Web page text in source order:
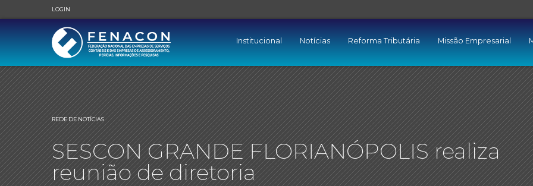
LOGIN
Institucional Notícias Reforma Tributária Missão Empresarial
REDE DE NOTÍCIAS
SESCON GRANDE FLORIANÓPOLIS realiza
reunião de diretoria